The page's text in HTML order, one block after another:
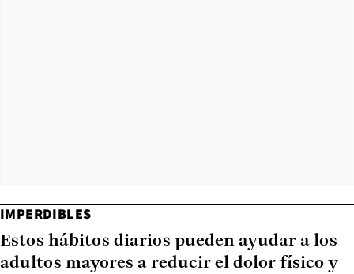
IMPERDIBLES
Estos hábitos diarios pueden ayudar a los
adultos mayores a reducir el dolor físico y